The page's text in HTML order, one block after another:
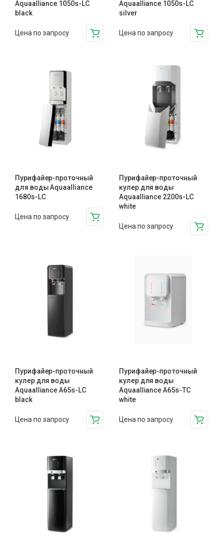
Aquaalliance 1050s-LC
black
Цена по запросу
Aquaalliance 1050s-LC
silver
Цена по запросу
Пурифайер-проточный
для воды Aquaalliance
1680s-LC
Цена по запросу
Пурифайер-проточный
кулер для воды
Aquaalliance 2200s-LC
white
Цена по запросу
Пурифайер-проточный
кулер для воды
Aquaalliance A65s-LC
black
Цена по запросу
Пурифайер-проточный
кулер для воды
Aquaalliance A65s-TC
white
Цена по запросу